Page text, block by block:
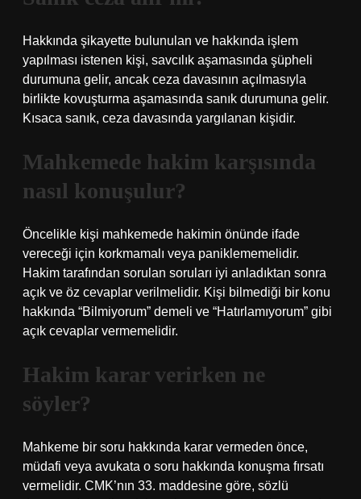
Hakkında şikayette bulunulan ve hakkında işlem
yapılması istenen kişi, savcılık aşamasında şüpheli
durumuna gelir, ancak ceza davasının açılmasıyla
birlikte kovuşturma aşamasında sanık durumuna gelir.
Kısaca sanık, ceza davasında yargılanan kişidir.
Mahkemede hakim karşısında
nasıl konuşulur?
Öncelikle kişi mahkemede hakimin önünde ifade
vereceği için korkmamalı veya paniklememelidir.
Hakim tarafından sorulan soruları iyi anladıktan sonra
açık ve öz cevaplar verilmelidir. Kişi bilmediği bir konu
hakkında “Bilmiyorum” demeli ve “Hatırlamıyorum” gibi
açık cevaplar vermemelidir.
Hakim karar verirken ne
söyler?
Mahkeme bir soru hakkında karar vermeden önce,
müdafi veya avukata o soru hakkında konuşma fırsatı
vermelidir. CMK’nın 33. maddesine göre, sözlü